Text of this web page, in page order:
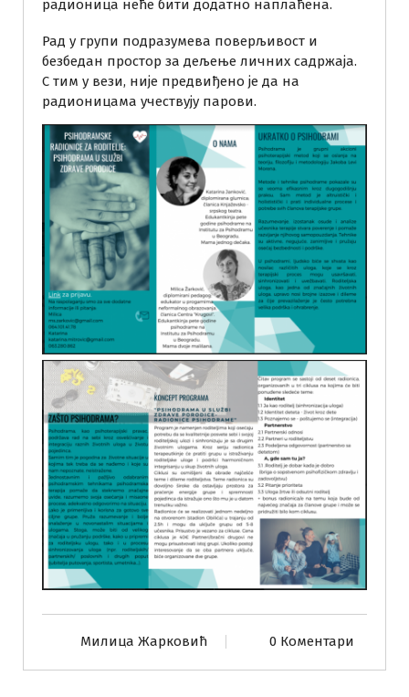
радионица неће бити додатно наплаћена.
Рад у групи подразумева поверљивост и
безбедан простор за дељење личних садржаја.
С тим у вези, није предвиђено је да на
радионицама учествују парови.
Милица Жарковић 0 Коментари